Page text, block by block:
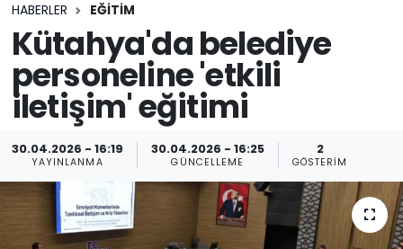
HABERLER EĞİTİM
Kütahya'da belediye
personeline 'etkili
iletişim' eğitimi
30.04.2026 - 16:19
YAYINLANMA
30.04.2026 - 16:25
GÜNCELLEME
2
GÖSTERIM
Son Dakika Haberleri
Haber Arşivi